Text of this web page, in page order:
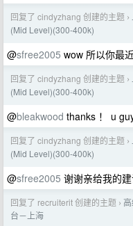
回复了 cindyzhang 创建的主题 ›
(Mid Level)(300-400k)
@sfree2005 wow 所以你最
回复了 cindyzhang 创建的主题 ›
(Mid Level)(300-400k)
@bleakwood thanks ！ u
回复了 cindyzhang 创建的主题 ›
(Mid Level)(300-400k)
@sfree2005 谢谢亲给我的
回复了 recruiterit 创建的主题 ›
台－上海